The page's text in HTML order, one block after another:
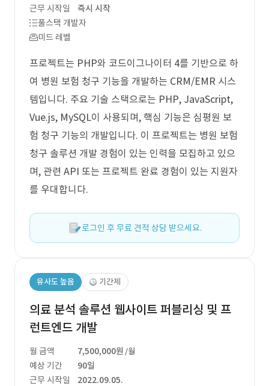
근무 시작일
즉시 시작
풀스택 개발자
미드 레벨
프로젝트는 PHP와 코드이그나이터 4를 기반으로 하
여 병원 보험 청구 기능을 개발하는 CRM/EMR 시스
템입니다. 주요 기술 스택으로는 PHP, JavaScript,
Vue.js, MySQL이 사용되며, 핵심 기능은 심평원 보
험 청구 기능의 개발입니다. 이 프로젝트는 병원 보험
청구 솔루션 개발 경험이 있는 인력을 모집하고 있으
며, 관련 API 또는 프로젝트 완료 경험이 있는 지원자
를 우대합니다.
로그인 후 무료 견적 상담 받으세요.
유사도 높음 기간제
의료 분석 솔루션 웹사이트 퍼블리싱 및 프
런트엔드 개발
월 금액 7,500,000원 /월
예상 기간
90일
근무 시작일
2022.09.05.